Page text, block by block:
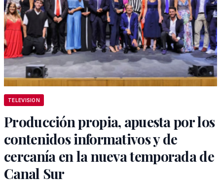
TELEVISION
Producción propia, apuesta por los
contenidos informativos y de
cercanía en la nueva temporada de
Canal Sur